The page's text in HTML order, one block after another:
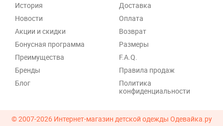
История
Новости
Акции и скидки
Бонусная программа
Преимущества
Бренды
Блог
Доставка
Оплата
Возврат
Размеры
F.A.Q.
Правила продаж
Политика
конфиденциальности
© 2007-2026 Интернет-магазин детской одежды Одевайка.ру